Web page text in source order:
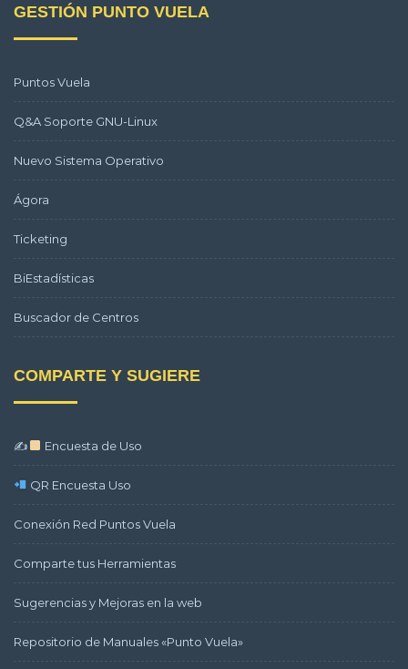
GESTIÓN PUNTO VUELA
Puntos Vuela
Q&A Soporte GNU-Linux
Nuevo Sistema Operativo
Ágora
Ticketing
BiEstadísticas
Buscador de Centros
COMPARTE Y SUGIERE
✍ Encuesta de Uso
QR Encuesta Uso
Conexión Red Puntos Vuela
Comparte tus Herramientas
Sugerencias y Mejoras en la web
Repositorio de Manuales «Punto Vuela»